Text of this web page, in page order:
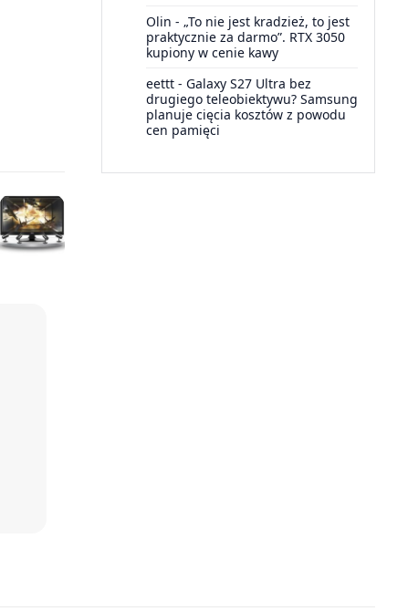
Olin - „To nie jest kradzież, to jest
praktycznie za darmo”. RTX 3050
kupiony w cenie kawy
eettt - Galaxy S27 Ultra bez
drugiego teleobiektywu? Samsung
planuje cięcia kosztów z powodu
cen pamięci